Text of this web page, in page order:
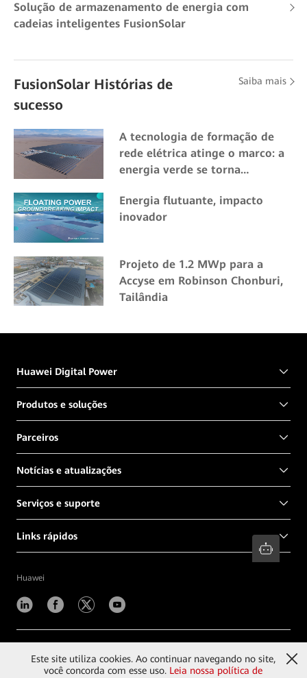
Solução de armazenamento de energia com
cadeias inteligentes FusionSolar
FusionSolar Histórias de
sucesso
Saiba mais
A tecnologia de formação de
rede elétrica atinge o marco: a
energia verde se torna
Energia flutuante, impacto
inovador
Projeto de 1.2 MWp para a
Accyse em Robinson Chonburi,
Tailândia
Huawei Digital Power
Produtos e soluções
Parceiros
Notícias e atualizações
Serviços e suporte
Links rápidos
Huawei
2026 Huawei Digital Power Technologies Co., Ltd.
Este site utiliza cookies. Ao continuar navegando no site,
você concorda com esse uso. Leia nossa política de